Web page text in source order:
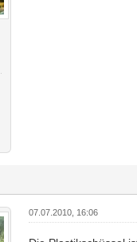
07.07.2010, 16:06